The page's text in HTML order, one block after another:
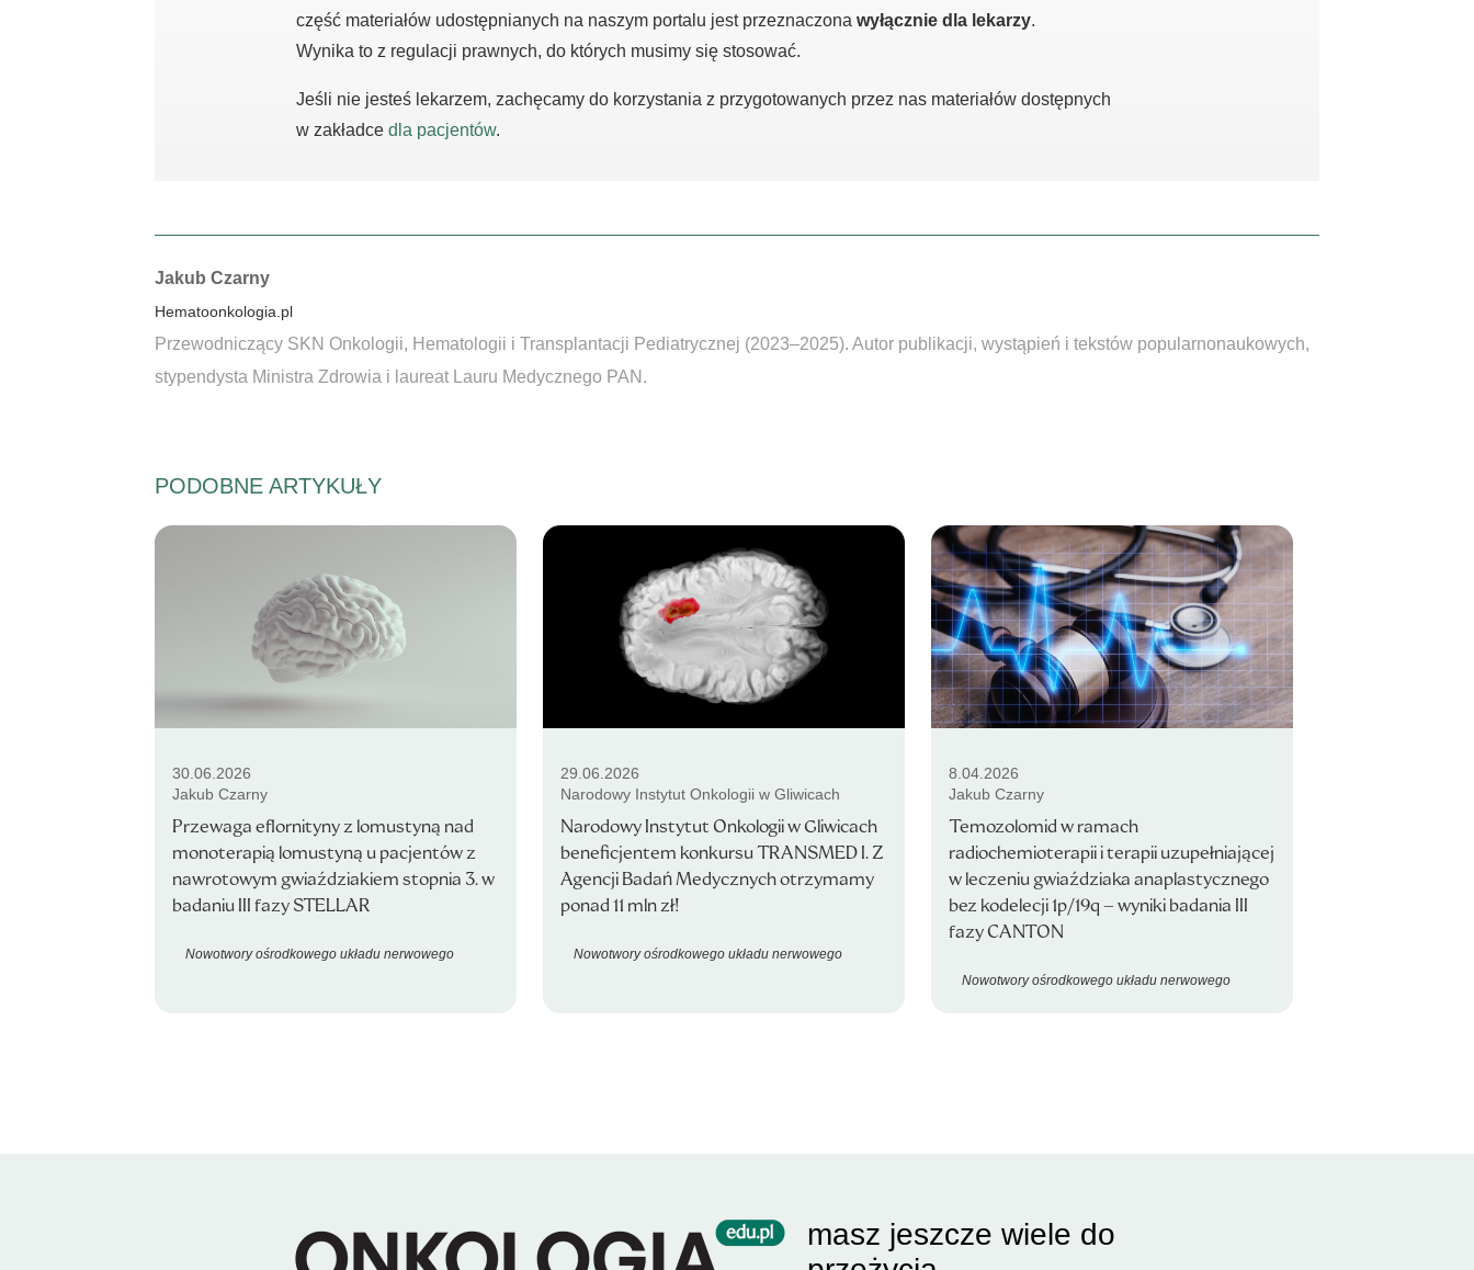
część materiałów udostępnianych na naszym portalu jest przeznaczona wyłącznie dla lekarzy.
Wynika to z regulacji prawnych, do których musimy się stosować.
Jeśli nie jesteś lekarzem, zachęcamy do korzystania z przygotowanych przez nas materiałów dostępnych
w zakładce dla pacjentów.
Autorzy:
Jakub Czarny
Hematoonkologia.pl
Przewodniczący SKN Onkologii, Hematologii i Transplantacji Pediatrycznej (2023–2025). Autor publikacji, wystąpień i tekstów popularnonaukowych,
stypendysta Ministra Zdrowia i laureat Lauru Medycznego PAN.
PODOBNE ARTYKUŁY
30.06.2026
Jakub Czarny
Przewaga eflornityny z lomustyną nad
monoterapią lomustyną u pacjentów z
nawrotowym gwiaździakiem stopnia 3. w
badaniu III fazy STELLAR
Nowotwory ośrodkowego układu nerwowego
29.06.2026
Narodowy Instytut Onkologii w Gliwicach
Narodowy Instytut Onkologii w Gliwicach
beneficjentem konkursu TRANSMED I. Z
Agencji Badań Medycznych otrzymamy
ponad 11 mln zł!
Nowotwory ośrodkowego układu nerwowego
8.04.2026
Jakub Czarny
Temozolomid w ramach
radiochemioterapii i terapii uzupełniającej
w leczeniu gwiaździaka anaplastycznego
bez kodelecji 1p/19q – wyniki badania III
fazy CANTON
Nowotwory ośrodkowego układu nerwowego
masz jeszcze wiele do